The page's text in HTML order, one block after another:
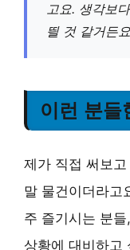
고요. 생각보
띌 것 같거든
이런 분들
제가 직접 써보
말 물건이더라고
주 즐기시는 분
상황에 대비하고